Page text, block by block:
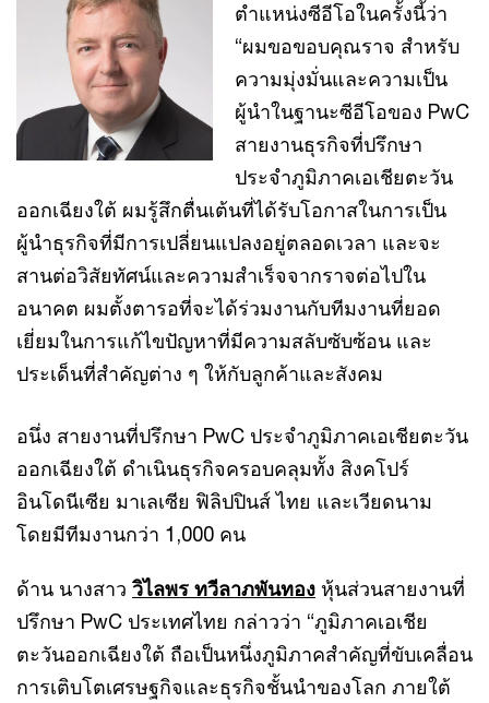
ตำแหน่งซีอีโอในครั้งนี้ว่า
“ผมขอขอบคุณราจ สำหรับ
ความมุ่งมั่นและความเป็น
ผู้นำในฐานะซีอีโอของ PwC
สายงานธุรกิจที่ปรึกษา
ประจำภูมิภาคเอเชียตะวัน
ออกเฉียงใต้ ผมรู้สึกตื่นเต้นที่ได้รับโอกาสในการเป็น
ผู้นำธุรกิจที่มีการเปลี่ยนแปลงอยู่ตลอดเวลา และจะ
สานต่อวิสัยทัศน์และความสำเร็จจากราจต่อไปใน
อนาคต ผมตั้งตารอที่จะได้ร่วมงานกับทีมงานที่ยอด
เยี่ยมในการแก้ไขปัญหาที่มีความสลับซับซ้อน และ
ประเด็นที่สำคัญต่าง ๆ ให้กับลูกค้าและสังคม
อนึ่ง สายงานที่ปรึกษา PwC ประจำภูมิภาคเอเชียตะวัน
ออกเฉียงใต้ ดำเนินธุรกิจครอบคลุมทั้ง สิงคโปร์
อินโดนีเซีย มาเลเซีย ฟิลิปปินส์ ไทย และเวียดนาม
โดยมีทีมงานกว่า 1,000 คน
ด้าน นางสาว วิไลพร ทวีลาภพันทอง หุ้นส่วนสายงานที่
ปรึกษา PwC ประเทศไทย กล่าวว่า “ภูมิภาคเอเชีย
ตะวันออกเฉียงใต้ ถือเป็นหนึ่งภูมิภาคสำคัญที่ขับเคลื่อน
การเติบโตเศรษฐกิจและธุรกิจชั้นนำของโลก ภายใต้